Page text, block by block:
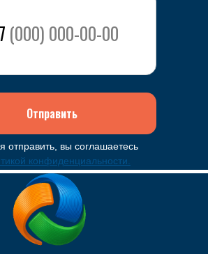
Отправить
отправить, вы соглашаетесь
конфиденциальности.